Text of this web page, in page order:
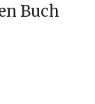
Buch